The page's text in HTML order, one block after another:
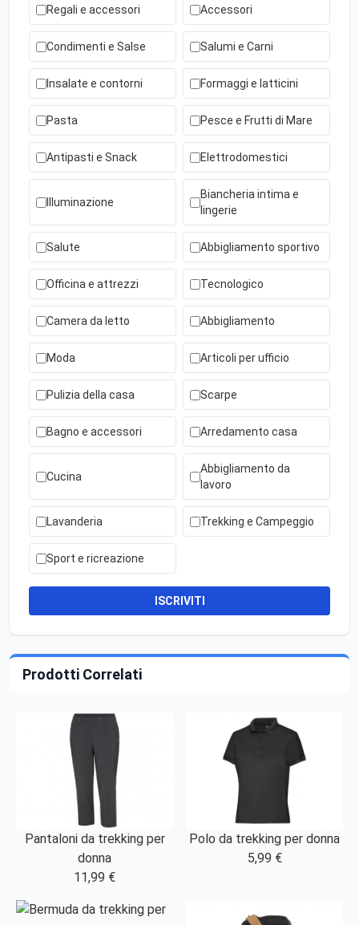
Regali e accessori Accessori
Condimenti e Salse Salumi e Carni
Insalate e contorni Formaggi e latticini
Pasta Pesce e Frutti di Mare
Antipasti e Snack Elettrodomestici
Illuminazione
Biancheria intima e
lingerie
Salute Abbigliamento sportivo
Officina e attrezzi Tecnologico
Camera da letto Abbigliamento
Moda Articoli per ufficio
Pulizia della casa Scarpe
Bagno e accessori Arredamento casa
Cucina
Abbigliamento da
lavoro
Lavanderia Trekking e Campeggio
Sport e ricreazione
ISCRIVITI
Prodotti Correlati
Pantaloni da trekking per
donna
11,99 €
Polo da trekking per donna
5,99 €